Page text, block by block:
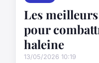
Les
pour
haleine
13/05/2026 10:19